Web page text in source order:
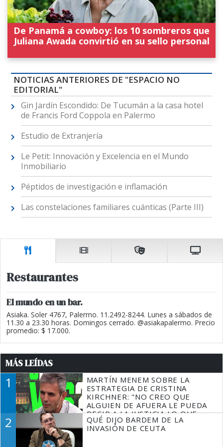
De Panamá a cowboy: los 10 sombreros que
Juliana Awada convirtió en su sello personal
NOTICIAS ANTERIORES DE "ESPACIO NO
EDITORIAL"
Gin Jardín Escondido: De Tucumán a la casa hotel
de Francis Ford Coppola en Palermo
Estudio de Extranjería
Le Petit: Innovación y Excelencia en el Mundo
Inmobiliario
Péptidos de investigación e inflamación
Las constelaciones familiares cuánticas (Parte III)
Restaurantes
El mundo en un bar.
Asiaka. Soler 4767, Palermo. 11.2492-8244. Lunes a sábados de
11.30 a 23.30 horas. Domingos cerrado. @asiakapalermo. Precio
promedio: $ 17.000.
MÁS LEÍDAS
1
MARTÍN MENEM SOBRE LA
ESTRATEGIA DE CRISTINA
KIRCHNER: "NO CREO QUE
ALGUIEN DE AFUERA LE PUEDA
DECIR A LA JUSTICIA LO QUE
TIENE QUE HACER"
2
QUÉ DIJO BARDEM DE LA
INVASIÓN DE CEUTA